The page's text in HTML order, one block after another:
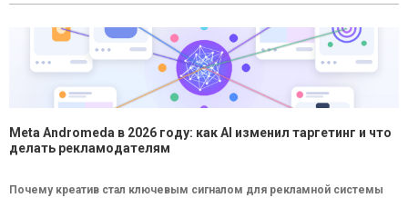
Meta Andromeda в 2026 году: как AI изменил таргетинг и что
делать рекламодателям
Почему креатив стал ключевым сигналом для рекламной системы